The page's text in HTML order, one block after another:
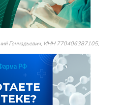
Геннадьевич, ИНН 770406387105,